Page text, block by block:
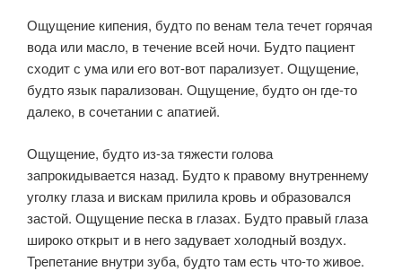
Ощущение кипения, будто по венам тела течет горячая
вода или масло, в течение всей ночи. Будто пациент
сходит с ума или его вот-вот парализует. Ощущение,
будто язык парализован. Ощущение, будто он где-то
далеко, в сочетании с апатией.
Ощущение, будто из-за тяжести голова
запрокидывается назад. Будто к правому внутреннему
уголку глаза и вискам прилила кровь и образовался
застой. Ощущение песка в глазах. Будто правый глаза
широко открыт и в него задувает холодный воздух.
Трепетание внутри зуба, будто там есть что-то живое.